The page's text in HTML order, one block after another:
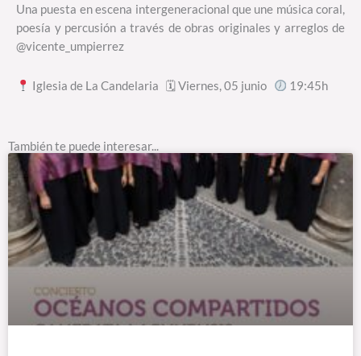
Una puesta en escena intergeneracional que une música coral,
poesía y percusión a través de obras originales y arreglos de
@vicente_umpierrez
Iglesia de La Candelaria 🗓 Viernes, 05 junio 19:45h
También te puede interesar...